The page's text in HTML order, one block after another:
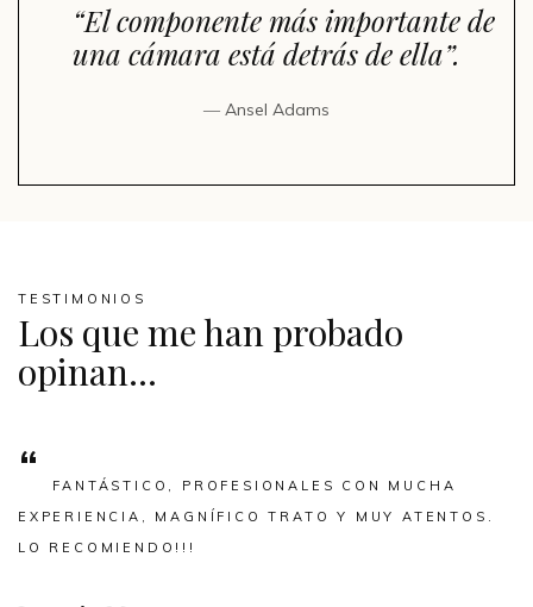
“El componente más importante de
una cámara está detrás de ella”.
― Ansel Adams
TESTIMONIOS
Los que me han probado
opinan...
“
FANTÁSTICO, PROFESIONALES CON MUCHA
EXPERIENCIA, MAGNÍFICO TRATO Y MUY ATENTOS.
LO RECOMIENDO!!!